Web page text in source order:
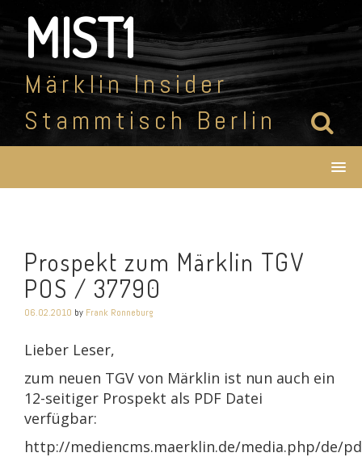
to
contentMIST1
Märklin Insider
Stammtisch Berlin
Prospekt zum Märklin TGV
POS / 37790
06.02.2010 by Frank Ronneburg
Lieber Leser,
zum neuen TGV von Märklin ist nun auch ein
12-seitiger Prospekt als PDF Datei
verfügbar:
http://mediencms.maerklin.de/media.php/de/